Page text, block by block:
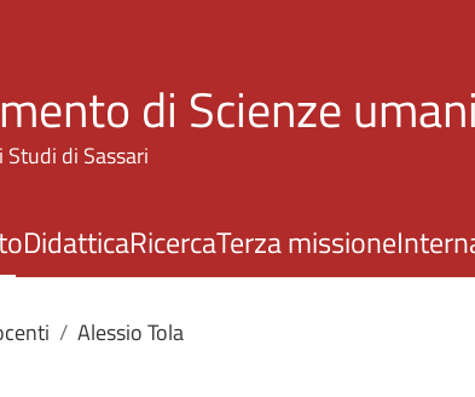
di Scienze
di Sassari
DidatticaRicercaTerza missione
Alessio Tola